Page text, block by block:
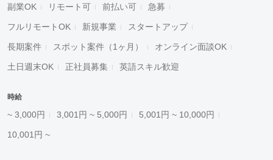
副業OK リモート可 前払い可 急募
フルリモートOK 新規事業 スタートアップ
長期案件 スポット案件（1ヶ月） オンライン面談OK
土日週末OK 正社員募集 英語スキル歓迎
時給
~ 3,000円 3,001円 ~ 5,000円 5,001円 ~ 10,000円
10,001円 ~